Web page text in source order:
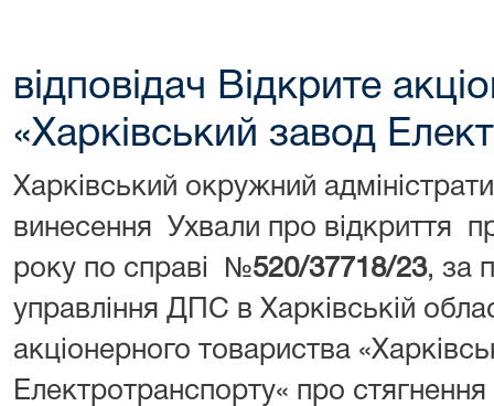
відповідач Відкрите
«Харківський завод
Харківський окружний
винесення Ухвали про відкриття
року по справі №520/37718/23, за
управління ДПС в Харківській
акціонерного товариства
Електротранспорту« про